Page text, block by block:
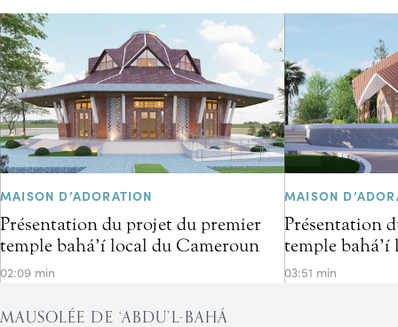
MAISON D’ADORATION
Présentation du projet du premier
temple bahá’í local du Cameroun
02:09 min
MAISON
Présentation
temple
03:51 min
MAUSOLÉE DE ‘ABDU’L-BAHÁ